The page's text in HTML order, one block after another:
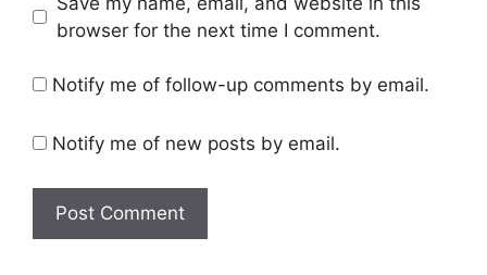
browser for the next time I comment.
Notify me of follow-up comments by email.
Notify me of new posts by email.